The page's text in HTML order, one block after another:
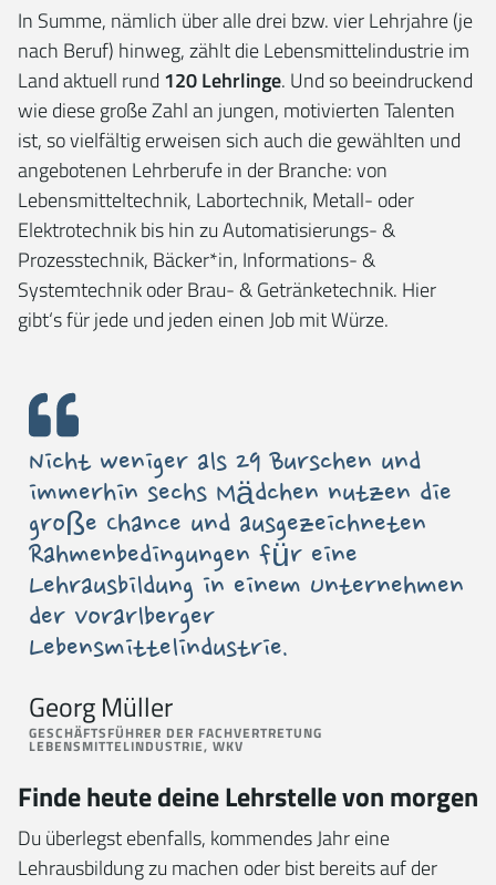
In Summe, nämlich über alle drei bzw. vier Lehrjahre (je
nach Beruf) hinweg, zählt die Lebensmittelindustrie im
Land aktuell rund 120 Lehrlinge. Und so beeindruckend
wie diese große Zahl an jungen, motivierten Talenten
ist, so vielfältig erweisen sich auch die gewählten und
angebotenen Lehrberufe in der Branche: von
Lebensmitteltechnik, Labortechnik, Metall- oder
Elektrotechnik bis hin zu Automatisierungs- &
Prozesstechnik, Bäcker*in, Informations- &
Systemtechnik oder Brau- & Getränketechnik. Hier
gibt‘s für jede und jeden einen Job mit Würze.
Nicht weniger als 29 Burschen und
immerhin sechs Mädchen nutzen die
große Chance und ausgezeichneten
Rahmenbedingungen für eine
Lehrausbildung in einem Unternehmen
der Vorarlberger
Lebensmittelindustrie.
Georg Müller
GESCHÄFTSFÜHRER DER FACHVERTRETUNG
LEBENSMITTELINDUSTRIE, WKV
Finde heute deine Lehrstelle von morgen
Du überlegst ebenfalls, kommendes Jahr eine
Lehrausbildung zu machen oder bist bereits auf der